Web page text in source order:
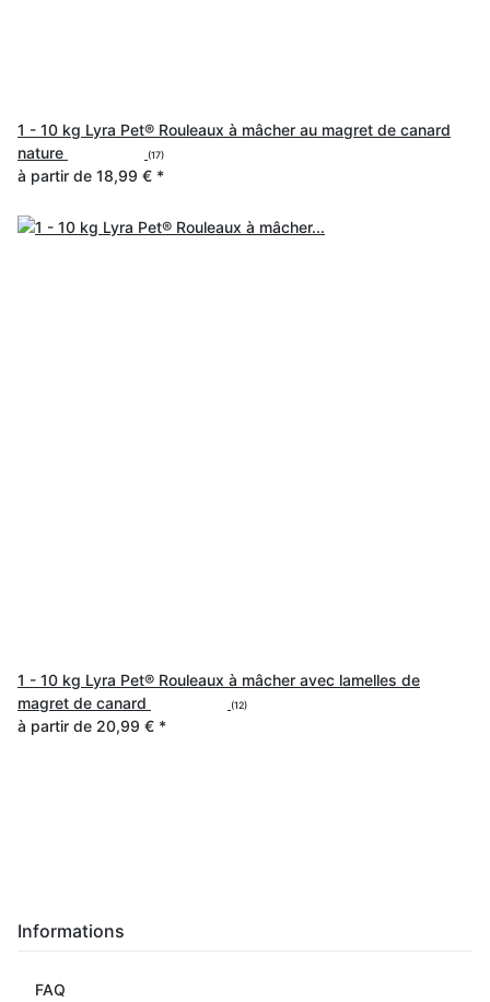
1 - 10 kg Lyra Pet® Rouleaux à mâcher au magret de canard
nature
(17)
à partir de 18,99 € *
1 - 10 kg Lyra Pet® Rouleaux à mâcher avec lamelles de
magret de canard
(12)
à partir de 20,99 € *
Informations
FAQ